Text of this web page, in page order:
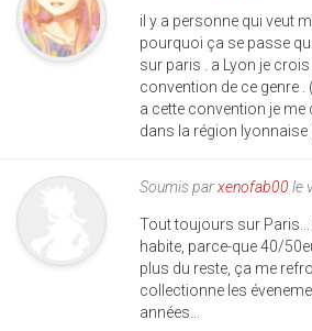
il y a personne qui veut
pourquoi ça se passe
sur paris . a Lyon je
convention de ce genre
a cette convention je
dans la région lyonnaise
Soumis parxenofab00 le
Tout toujours sur
habite, parce-que 40/
plus du reste, ça me
collectionne les
années...